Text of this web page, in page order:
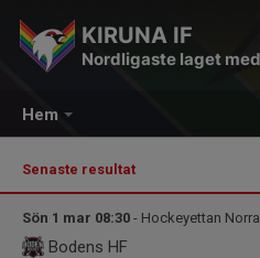
Hem
KIRUNA IF
Senaste resultat
Sön 1 mar 08:30 - Hockeyettan Norra
Bodens HF